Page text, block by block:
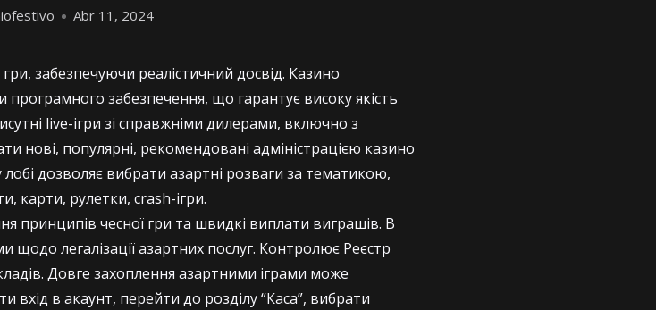
Abr 11, 2024
забезпечуючи реалістичний досвід. Казино
забезпечення, що гарантує високу якість
live-ігри зі справжніми дилерами, включно з
нові, популярні, рекомендовані адміністрацією казино
дозволяє вибрати азартні розваги за тематикою,
карти, рулетки, crash-ігри.
принципів чесної гри та швидкі виплати виграшів. В
щодо легалізації азартних послуг. Контролює Реєстр
Довге захоплення азартними іграми може
вхід в акаунт, перейти до розділу “Каса”, вибрати